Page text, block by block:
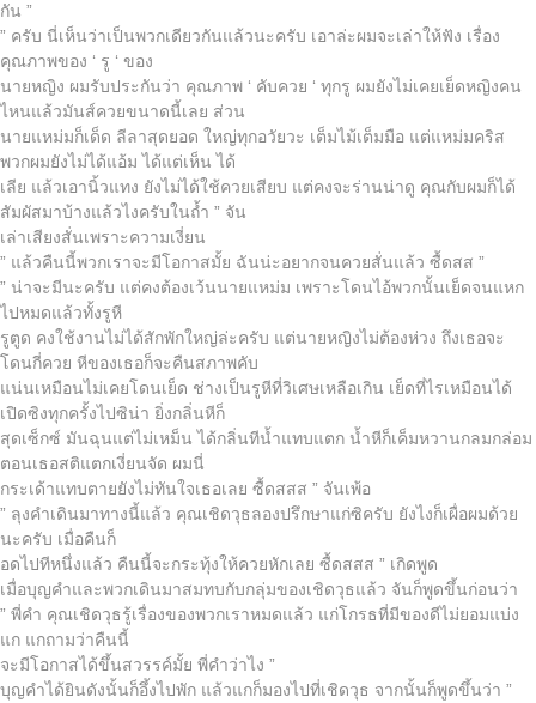
กัน ”
” ครับ นี่เห็นว่าเป็นพวกเดียวกันแล้วนะครับ เอาล่ะผมจะเล่าให้ฟัง เรื่อง
คุณภาพของ ‘ รู ‘ ของ
นายหญิง ผมรับประกันว่า คุณภาพ ‘ คับควย ‘ ทุกรู ผมยังไม่เคยเย็ดหญิงคน
ไหนแล้วมันส์ควยขนาดนี้เลย ส่วน
นายแหม่มก็เด็ด ลีลาสุดยอด ใหญ่ทุกอวัยวะ เต็มไม้เต็มมือ แต่แหม่มคริส
พวกผมยังไม่ได้แอ้ม ได้แต่เห็น ได้
เลีย แล้วเอานิ้วแทง ยังไม่ได้ใช้ควยเสียบ แต่คงจะร่านน่าดู คุณกับผมก็ได้
สัมผัสมาบ้างแล้วไงครับในถ้ำ ” จัน
เล่าเสียงสั่นเพราะความเงี่ยน
” แล้วคืนนี้พวกเราจะมีโอกาสมั้ย ฉันน่ะอยากจนควยสั่นแล้ว ซื้ดสส ”
” น่าจะมีนะครับ แต่คงต้องเว้นนายแหม่ม เพราะโดนไอ้พวกนั้นเย็ดจนแหก
ไปหมดแล้วทั้งรูหี
รูตูด คงใช้งานไม่ได้สักพักใหญ่ล่ะครับ แต่นายหญิงไม่ต้องห่วง ถึงเธอจะ
โดนกี่ควย หีของเธอก็จะคืนสภาพคับ
แน่นเหมือนไม่เคยโดนเย็ด ช่างเป็นรูหีที่วิเศษเหลือเกิน เย็ดที่ไรเหมือนได้
เปิดซิงทุกครั้งไปซิน่า ยิ่งกลิ่นหีก็
สุดเซ็กซ์ มันฉุนแต่ไม่เหม็น ได้กลิ่นทีน้ำแทบแตก น้ำหีก็เค็มหวานกลมกล่อม
ตอนเธอสติแตกเงี่ยนจัด ผมนี่
กระเด้าแทบตายยังไม่ทันใจเธอเลย ซื้ดสสส ” จันเพ้อ
” ลุงคำเดินมาทางนี้แล้ว คุณเชิดวุธลองปรึกษาแก่ซิครับ ยังไงก็เผื่อผมด้วย
นะครับ เมื่อคืนก็
อดไปทีหนึ่งแล้ว คืนนี้จะกระทุ้งให้ควยหักเลย ซื้ดสสส ” เกิดพูด
เมื่อบุญคำและพวกเดินมาสมทบกับกลุ่มของเชิดวุธแล้ว จันก็พูดขึ้นก่อนว่า
” พี่คำ คุณเชิดวุธรู้เรื่องของพวกเราหมดแล้ว แก่โกรธที่มีของดีไม่ยอมแบ่ง
แก แกถามว่าคืนนี้
จะมีโอกาสได้ขึ้นสวรรค์มั้ย พี่คำว่าไง ”
บุญคำได้ยินดังนั้นก็อึ้งไปพัก แล้วแกก็มองไปที่เชิดวุธ จากนั้นก็พูดขึ้นว่า ”